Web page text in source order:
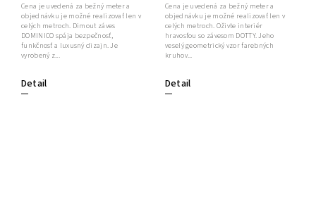
Detail
Cena je uvedená za bežný meter a
objednávku je možné realizovať len v
celých metroch. Dimout záves
DOMINICO spája bezpečnosť,
funkčnosť a luxusný dizajn. Je
vyrobený z...
Detail
Cena je uvedená za bežný meter a
objednávku je možné realizovať len v
celých metroch. Oživte interiér
hravosťou so závesom DOTTY. Jeho
veselý geometrický vzor farebných
kruhov...